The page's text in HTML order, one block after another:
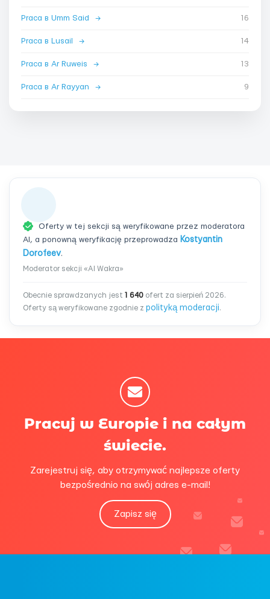
Praca в Umm Said → 16
Praca в Lusail → 14
Praca в Ar Ruweis → 13
Praca в Ar Rayyan → 9
Oferty w tej sekcji są weryfikowane przez moderatora
AI, a ponowną weryfikację przeprowadza Kostyantin
Dorofeev.
Moderator sekcji «Al Wakra»
Obecnie sprawdzanych jest 1 640 ofert za sierpień 2026.
Oferty są weryfikowane zgodnie z polityką moderacji.
Pracuj w Europie i na całym
świecie.
Zarejestruj się, aby otrzymywać najlepsze oferty
bezpośrednio na swój adres e-mail!
Zapisz się